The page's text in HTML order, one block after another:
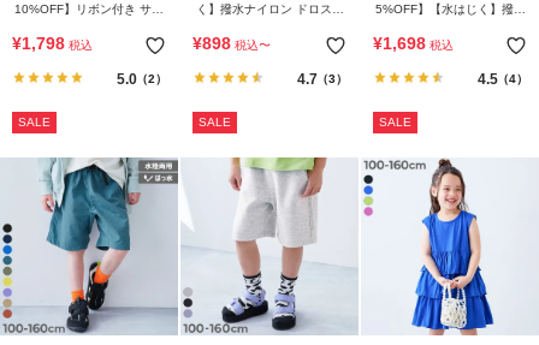
10%OFF】リボン付き サイ
¥1,798 税込
5.0（2）
SALE
く】撥水ナイロン ドロスト
¥898 税込〜
4.7（3）
SALE
5%OFF】【水はじく】撥水
パンツ(水陸両用)
¥1,698 税込
4.5（4）
SALE